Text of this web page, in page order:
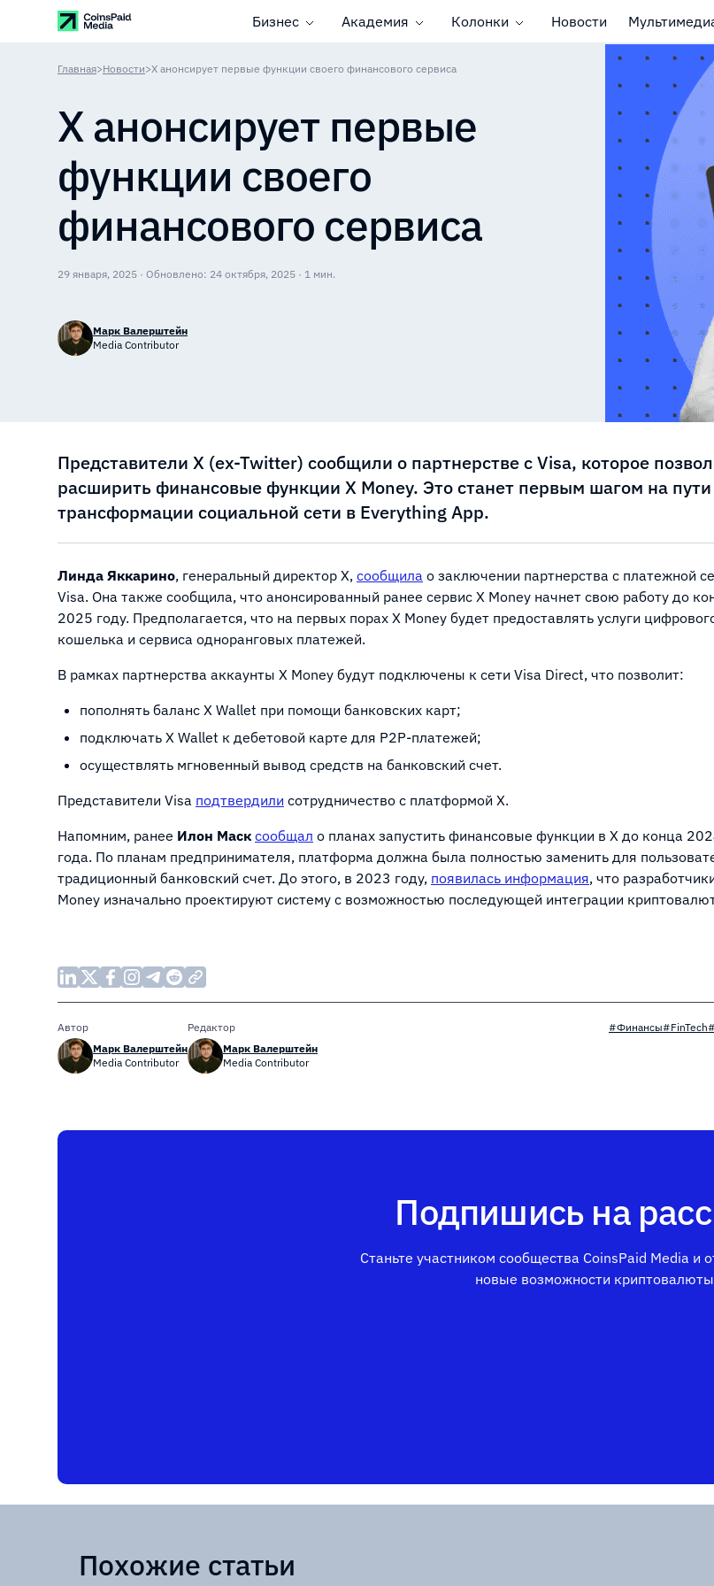
Бизнес Академия Колонки Новости
Главная>Новости>X анонсирует первые функции своего финансового сервиса
X анонсирует первые
функции своего
финансового сервиса
29 января, 2025 · Обновлено: 24 октября, 2025 · 1 мин.
Марк Валерштейн
Media Contributor
Представители X (ex-Twitter) сообщили о партнерстве с Visa, которое
расширить финансовые функции X Money. Это станет первым шагом на пути
трансформации социальной сети в Everything App.
Линда Яккарино, генеральный директор X, сообщила о заключении партнерства с платежной
Visa. Она также сообщила, что анонсированный ранее сервис X Money начнет свою работу до
2025 году. Предполагается, что на первых порах X Money будет предоставлять услуги
кошелька и сервиса одноранговых платежей.
В рамках партнерства аккаунты X Money будут подключены к сети Visa Direct, что позволит:
пополнять баланс X Wallet при помощи банковских карт;
подключать X Wallet к дебетовой карте для P2P-платежей;
осуществлять мгновенный вывод средств на банковский счет.
Представители Visa подтвердили сотрудничество с платформой X.
Напомним, ранее Илон Маск сообщал о планах запустить финансовые функции в X до конца
года. По планам предпринимателя, платформа должна была полностью заменить для
традиционный банковский счет. До этого, в 2023 году, появилась информация, что
Money изначально проектируют систему с возможностью последующей интеграции
Автор
Марк Валерштейн
Media Contributor
Редактор
Марк Валерштейн
Media Contributor
#Финансы#FinTech
Подпишись на
Станьте участником сообщества CoinsPaid Media и
новые возможности криптовалюты
Похожие статьи